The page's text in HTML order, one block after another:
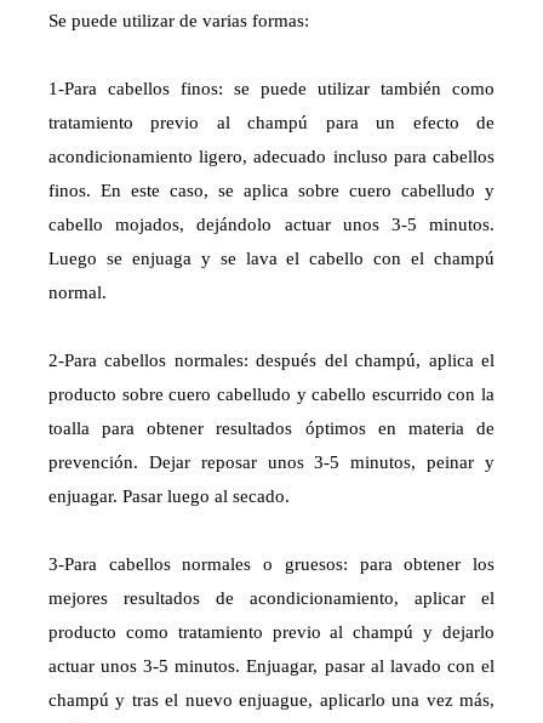
Se puede utilizar de varias formas:
1-Para cabellos finos: se puede utilizar también como
tratamiento previo al champú para un efecto de
acondicionamiento ligero, adecuado incluso para cabellos
finos. En este caso, se aplica sobre cuero cabelludo y
cabello mojados, dejándolo actuar unos 3-5 minutos.
Luego se enjuaga y se lava el cabello con el champú
normal.
2-Para cabellos normales: después del champú, aplica el
producto sobre cuero cabelludo y cabello escurrido con la
toalla para obtener resultados óptimos en materia de
prevención. Dejar reposar unos 3-5 minutos, peinar y
enjuagar. Pasar luego al secado.
3-Para cabellos normales o gruesos: para obtener los
mejores resultados de acondicionamiento, aplicar el
producto como tratamiento previo al champú y dejarlo
actuar unos 3-5 minutos. Enjuagar, pasar al lavado con el
champú y tras el nuevo enjuague, aplicarlo una vez más,